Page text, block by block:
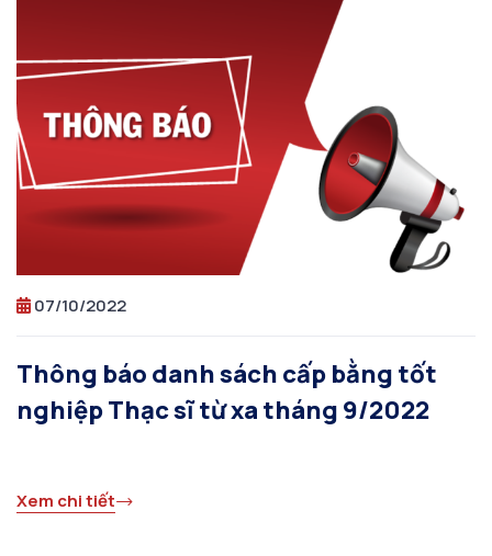
07/10/2022
Thông báo danh sách cấp bằng tốt
nghiệp Thạc sĩ từ xa tháng 9/2022
Xem chi tiết